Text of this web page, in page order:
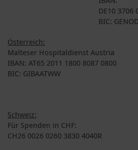
DE10 3706
BIC:
Österreich:
Malteser Hospitaldienst Austria
IBAN: AT65 2011 1800 8087 0800
BIC: GIBAATWW
Schweiz:
Für Spenden in CHF:
CH26 0026 0260 3830 4040R